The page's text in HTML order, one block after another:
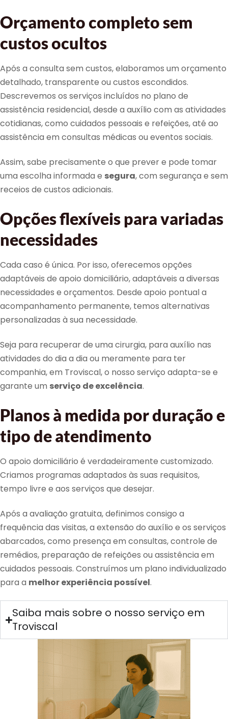
Orçamento completo sem
custos ocultos
Após a consulta sem custos, elaboramos um orçamento
detalhado, transparente ou custos escondidos.
Descrevemos os serviços incluídos no plano de
assistência residencial, desde a auxílio com as atividades
cotidianas, como cuidados pessoais e refeições, até ao
assistência em consultas médicas ou eventos sociais.
Assim, sabe precisamente o que prever e pode tomar
uma escolha informada e segura, com segurança e sem
receios de custos adicionais.
Opções flexíveis para variadas
necessidades
Cada caso é única. Por isso, oferecemos opções
adaptáveis de apoio domiciliário, adaptáveis a diversas
necessidades e orçamentos. Desde apoio pontual a
acompanhamento permanente, temos alternativas
personalizadas à sua necessidade.
Seja para recuperar de uma cirurgia, para auxílio nas
atividades do dia a dia ou meramente para ter
companhia, em Troviscal, o nosso serviço adapta-se e
garante um serviço de excelência.
Planos à medida por duração e
tipo de atendimento
O apoio domiciliário é verdadeiramente customizado.
Criamos programas adaptados às suas requisitos,
tempo livre e aos serviços que desejar.
Após a avaliação gratuita, definimos consigo a
frequência das visitas, a extensão do auxílio e os serviços
abarcados, como presença em consultas, controle de
remédios, preparação de refeições ou assistência em
cuidados pessoais. Construímos um plano individualizado
para a melhor experiência possível.
Saiba mais sobre o nosso serviço em
Troviscal